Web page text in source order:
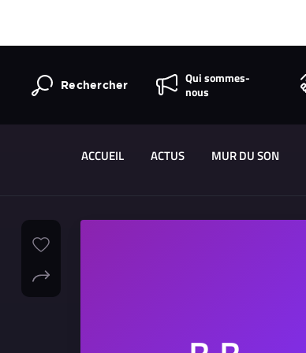
Rechercher
Qui sommes-
nous
ACCUEIL ACTUS MUR DU SON